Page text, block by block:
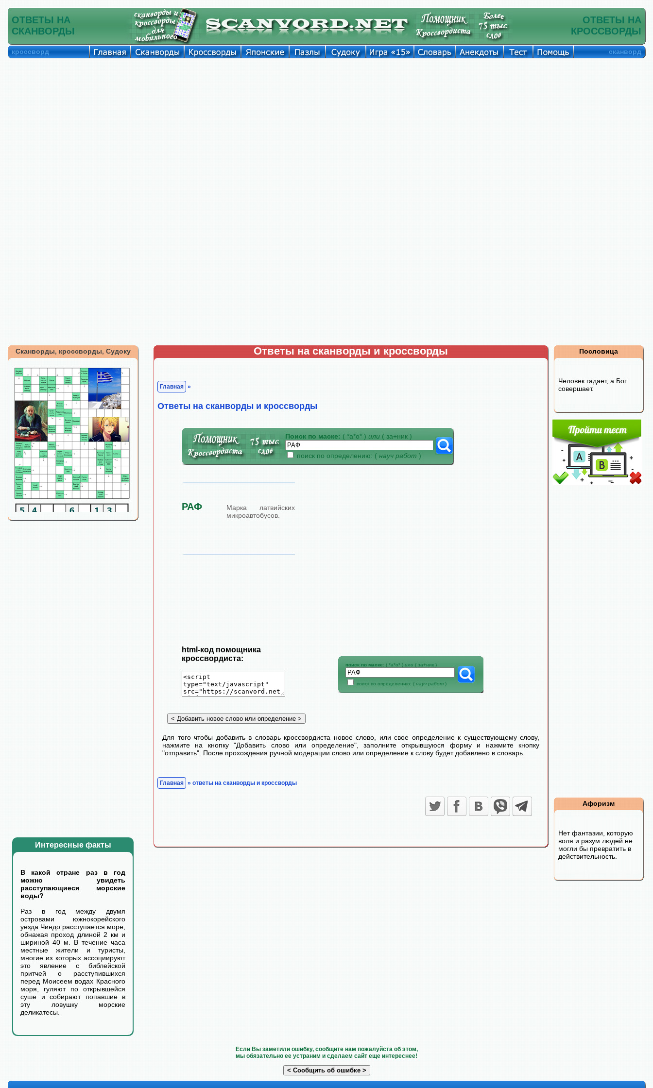
ОТВЕТЫ НА
СКАНВОРДЫ
ОТВЕТЫ НА
КРОССВОРДЫ
кроссворд сканворд
Сканворды, кроссворды, Судоку
Интересные факты
В какой стране раз в год
можно увидеть
расступающиеся морские
воды?
Раз в год между двумя
островами южнокорейского
уезда Чиндо расступается море,
обнажая проход длиной 2 км и
шириной 40 м. В течение часа
местные жители и туристы,
многие из которых ассоциируют
это явление с библейской
притчей о расступившихся
перед Моисеем водах Красного
моря, гуляют по открывшейся
суше и собирают попавшие в
эту ловушку морские
деликатесы.
Ответы на сканворды и кроссворды
Главная »
Ответы на сканворды и кроссворды
Поиск по маске: ( *а*о* ) или ( за+ник )
поиск по определению: ( науч работ )
РАФ
Марка латвийских
микроавтобусов.
html-код помощника
кроссвордиста:
поиск по маске: ( *а*о* ) или ( за+ник )
поиск по определению: ( науч работ )
Для того чтобы добавить в словарь кроссвордиста новое слово, или свое определение к существующему слову,
нажмите на кнопку "Добавить слово или определение", заполните открывшуюся форму и нажмите кнопку
"отправить". После прохождения ручной модерации слово или определение к слову будет добавлено в словарь.
Главная » ответы на сканворды и кроссворды
Пословица
Человек гадает, а Бог
совершает.
Афоризм
Нет фантазии, которую
воля и разум людей не
могли бы превратить в
действительность.
Если Вы заметили ошибку, сообщите нам пожалуйста об этом,
мы обязательно ее устраним и сделаем сайт еще интереснее!